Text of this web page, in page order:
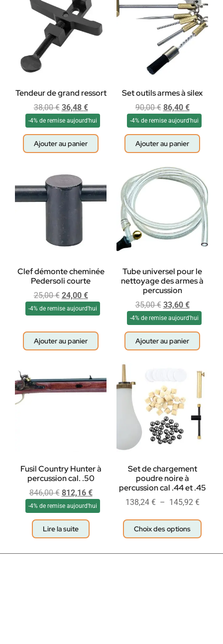
Tendeur de grand ressort
38,00€ 36,48 €
-4% de remise aujourd'hui
Ajouter au panier
Set outils armes à silex
90,00€ 86,40 €
-4% de remise aujourd'hui
Ajouter au panier
Clef démonte cheminée
Pedersoli courte
25,00€ 24,00 €
-4% de remise aujourd'hui
Ajouter au panier
Tube universel pour le
nettoyage des armes à
percussion
35,00€ 33,60 €
-4% de remise aujourd'hui
Ajouter au panier
Fusil Country Hunter à
percussion cal. .50
846,00€ 812,16 €
-4% de remise aujourd'hui
Lire la suite
Set de chargement
poudre noire à
percussion cal .44 et .45
138,24 € – 145,92 €
Choix des options